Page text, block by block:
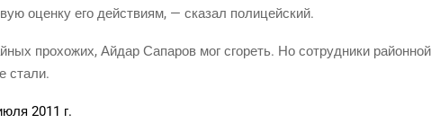
оцен­ку его дей­стви­ям, — ска­зал полицейский.
про­хо­жих, Айдар Сапа­ров мог сго­реть. Но сотруд­ни­ки рай­он­ной
стали.
2011 г.